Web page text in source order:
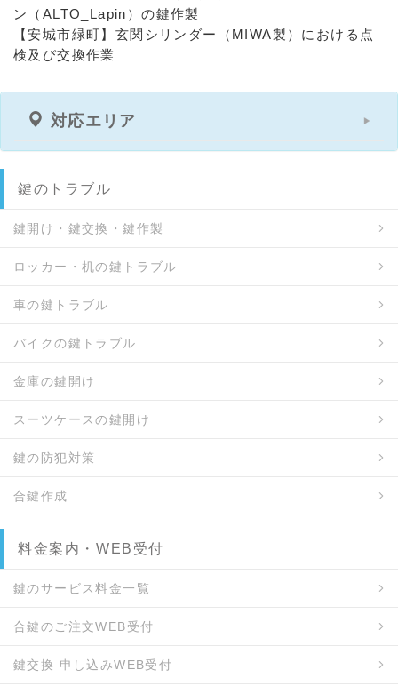
ン（ALTO_Lapin）の鍵作製
【安城市緑町】玄関シリンダー（MIWA製）における点
検及び交換作業
対応エリア
鍵のトラブル
鍵開け・鍵交換・鍵作製
ロッカー・机の鍵トラブル
車の鍵トラブル
バイクの鍵トラブル
金庫の鍵開け
スーツケースの鍵開け
鍵の防犯対策
合鍵作成
料金案内・WEB受付
鍵のサービス料金一覧
合鍵のご注文WEB受付
鍵交換 申し込みWEB受付